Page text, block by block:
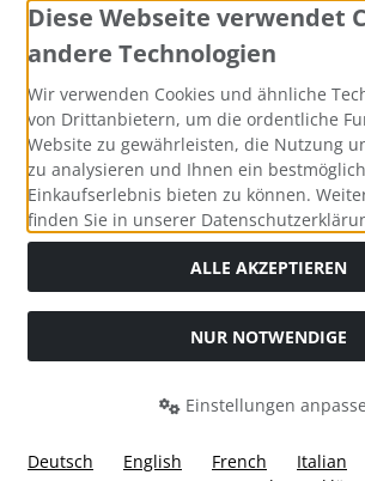
Zahlungsmethoden
Social Media
Widerrufsformular
Diese Webseite verwendet
andere Technologien
Wir verwenden Cookies und ähnliche
von Drittanbietern, um die ordentliche
Website zu gewährleisten, die Nutzung
zu analysieren und Ihnen ein
Einkaufserlebnis bieten zu können.
finden Sie in unserer
ALLE AKZEPTIEREN
NUR NOTWENDIGE
Einstellungen
Deutsch English French
Italian